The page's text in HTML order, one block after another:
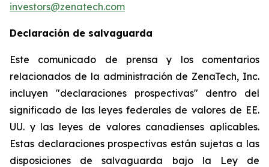
investors@zenatech.com
Declaración de salvaguarda
Este comunicado de prensa y los comentarios
relacionados de la administración de ZenaTech, Inc.
incluyen "declaraciones prospectivas" dentro del
significado de las leyes federales de valores de EE.
UU. y las leyes de valores canadienses aplicables.
Estas declaraciones prospectivas están sujetas a las
disposiciones de salvaguarda bajo la Ley de